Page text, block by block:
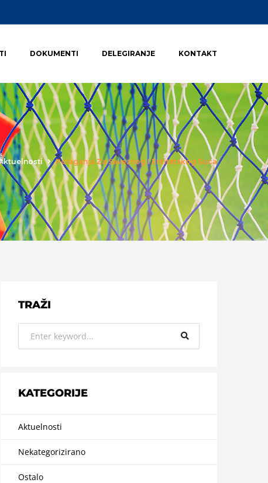
DOKUMENTI DELEGIRANJE KONTAKT
Polaganja Za Saveznog I Entitetskog Suca
TRAŽI
KATEGORIJE
Aktuelnosti
Nekategorizirano
Ostalo